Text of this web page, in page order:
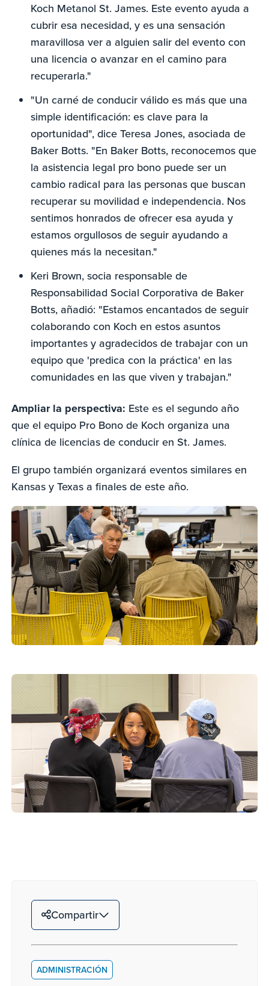
Koch Metanol St. James. Este evento ayuda a
cubrir esa necesidad, y es una sensación
maravillosa ver a alguien salir del evento con
una licencia o avanzar en el camino para
recuperarla."
"Un carné de conducir válido es más que una
simple identificación: es clave para la
oportunidad", dice Teresa Jones, asociada de
Baker Botts. "En Baker Botts, reconocemos que
la asistencia legal pro bono puede ser un
cambio radical para las personas que buscan
recuperar su movilidad e independencia. Nos
sentimos honrados de ofrecer esa ayuda y
estamos orgullosos de seguir ayudando a
quienes más la necesitan."
Keri Brown, socia responsable de
Responsabilidad Social Corporativa de Baker
Botts, añadió: "Estamos encantados de seguir
colaborando con Koch en estos asuntos
importantes y agradecidos de trabajar con un
equipo que 'predica con la práctica' en las
comunidades en las que viven y trabajan."
Ampliar la perspectiva: Este es el segundo año
que el equipo Pro Bono de Koch organiza una
clínica de licencias de conducir en St. James.
El grupo también organizará eventos similares en
Kansas y Texas a finales de este año.
Compartir
ADMINISTRACIÓN